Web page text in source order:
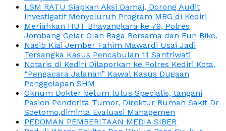
LSM RATU Siapkan Aksi Damai, Dorong Audit
Investigatif Menyeluruh Program MBG di Kediri
Meriahkan HUT Bhayangkara ke 79, Polres
Jombang Gelar Olah Raga Bersama dan Fun Bike.
Nasib Kiai Jember Fahim Mawardi Usai Jadi
Tersangka Kasus Pencabulan 11 Santriwati
Notaris di Kediri Dilaporkan ke Polres Kediri Kota,
“Pengacara Jalanan” Kawal Kasus Dugaan
Penggelapan SHM
Oknum Dokter belum lulus Specialis, tangani
Pasien Penderita Tumor, Direktur Rumah Sakit Dr
Soetomo,diminta Evaluasi Managemen
PEDOMAN PEMBERITAAN MEDIA SIBER